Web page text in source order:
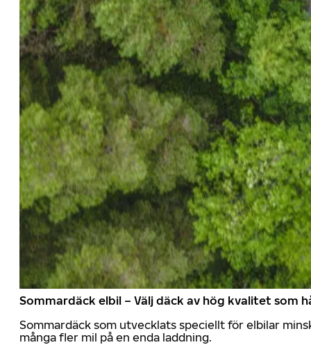
Sommardäck elbil – Välj däck av hög kvalitet som
Sommardäck som utvecklats speciellt för elbilar
många fler mil på en enda laddning.